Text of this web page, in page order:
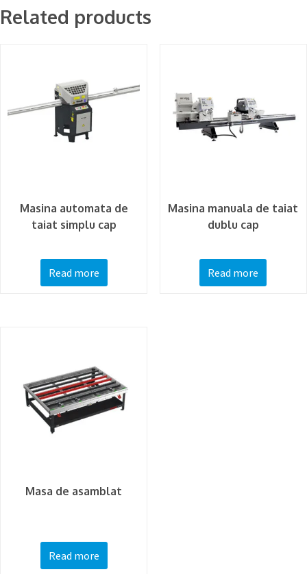
Related products
Masina automata de
taiat simplu cap
Read more
Masina manuala de taiat
dublu cap
Read more
Masa de asamblat
Read more